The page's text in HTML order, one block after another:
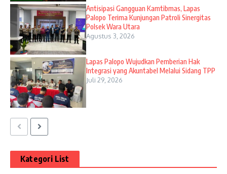
Antisipasi Gangguan Kamtibmas, Lapas
Palopo Terima Kunjungan Patroli Sinergitas
Polsek Wara Utara
Agustus 3, 2026
Lapas Palopo Wujudkan Pemberian Hak
Integrasi yang Akuntabel Melalui Sidang TPP
Juli 29, 2026
Kategori List